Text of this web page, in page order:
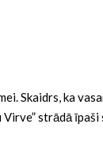
Skaidrs, ka
strādā